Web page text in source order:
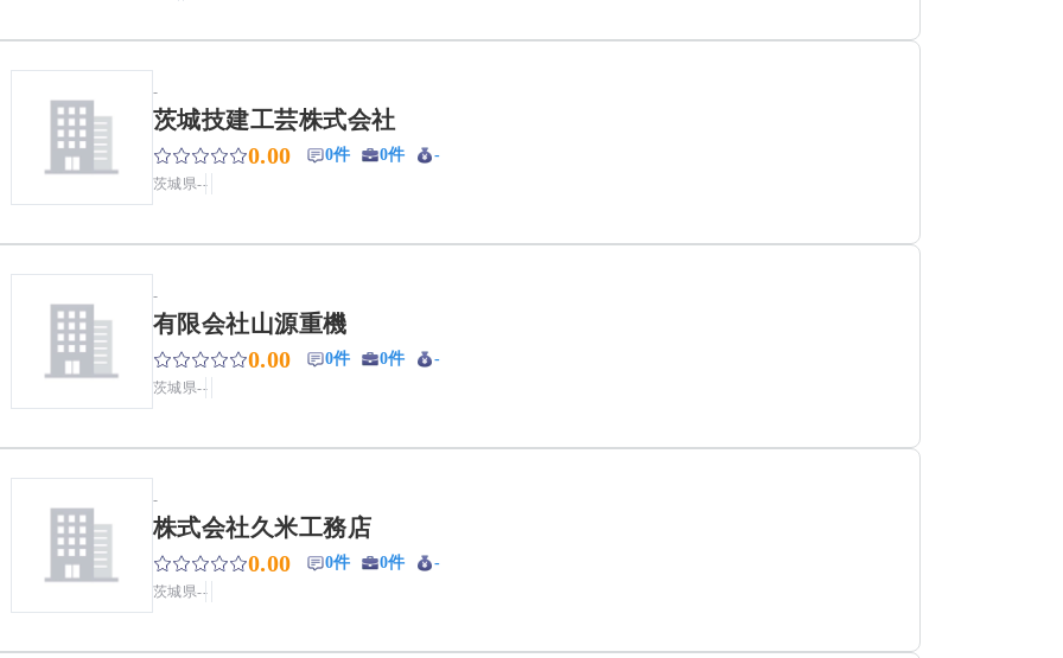
-
茨城技建工芸株式会社
0.00
0件 0件 -
茨城県--
-
有限会社山源重機
0.00
0件 0件 -
茨城県--
-
株式会社久米工務店
0.00
0件 0件 -
茨城県--